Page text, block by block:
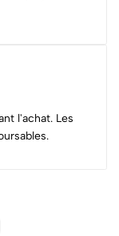
l'achat. Les